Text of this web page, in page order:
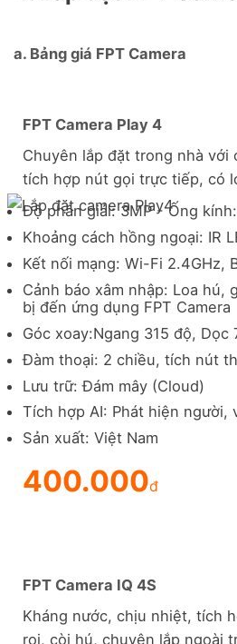
a. Bảng giá FPT Camera
FPT Camera Play 4
Chuyên lắp đặt trong nhà với
tích hợp nút gọi trực tiếp, có
Độ phân giải: 3MP - Ống
Khoảng cách hồng ngoại: IR
Kết nối mạng: Wi-Fi 2.4GHz,
Cảnh báo xâm nhập: Loa hú,
bị đến ứng dụng FPT Camera
Góc xoay:Ngang 315 độ, Dọc
Đàm thoại: 2 chiều, tích nút
Lưu trữ: Đám mây (Cloud)
Tích hợp AI: Phát hiện người,
Sản xuất: Việt Nam
400.000đ
FPT Camera IQ 4S
Kháng nước, chịu nhiệt, tích
rọi, còi hú, chuyên lắp ngoài